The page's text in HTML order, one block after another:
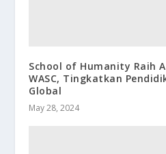
School of Humanity Raih
WASC, Tingkatkan
Global
May 28, 2024